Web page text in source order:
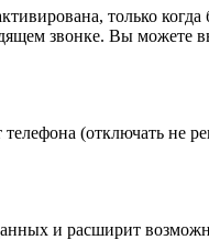
только
звонке. Вы можете
(отключать не
и расширит